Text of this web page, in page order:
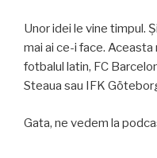
Unor idei le vine timpul.
mai ai ce-i face.
fotbalul latin, FC
Steaua sau IFK
Gata, ne vedem la